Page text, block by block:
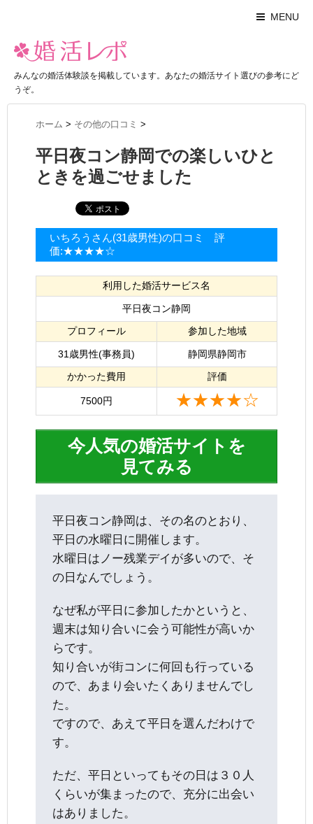
MENU
みんなの婚活体験談を掲載しています。あなたの婚活サイト選びの参考にど
うぞ。
ホーム > その他の口コミ >
平日夜コン静岡での楽しいひと
ときを過ごせました
いちろうさん(31歳男性)の口コミ 評
価:★★★★☆
利用した婚活サービス名
平日夜コン静岡
プロフィール
参加した地域
31歳男性(事務員)
静岡県静岡市
かかった費用
評価
7500円 ★★★★☆
今人気の婚活サイトを
見てみる
平日夜コン静岡は、その名のとおり、
平日の水曜日に開催します。
水曜日はノー残業デイが多いので、そ
の日なんでしょう。
なぜ私が平日に参加したかというと、
週末は知り合いに会う可能性が高いか
らです。
知り合いが街コンに何回も行っている
ので、あまり会いたくありませんでし
た。
ですので、あえて平日を選んだわけで
す。
ただ、平日といってもその日は３０人
くらいが集まったので、充分に出会い
はありました。